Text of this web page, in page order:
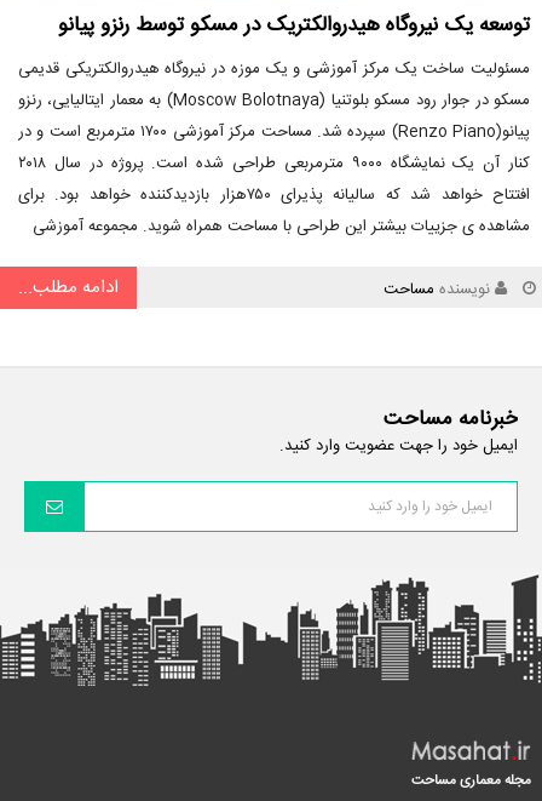
توسعه یک نیروگاه هیدروالکتریک در مسکو توسط رنزو پیانو
مسئولیت ساخت یک مرکز آموزشی و یک موزه در نیروگاه هیدروالکتریکی قدیمی
مسکو در جوار رود مسکو بلوتنیا (Moscow Bolotnaya) به معمار ایتالیایی، رنزو
پیانو(Renzo Piano) سپرده شد. مساحت مرکز آموزشی ۱۷۰۰ مترمربع است و در
کنار آن یک نمایشگاه ۹۰۰۰ مترمربعی طراحی شده است. پروژه در سال ۲۰۱۸
افتتاح خواهد شد که سالیانه پذیرای ۷۵۰هزار بازدیدکننده خواهد بود. برای
مشاهده ی جزییات بیشتر این طراحی با مساحت همراه شوید. مجموعه آموزشی
نویسنده مساحت ادامه مطلب...
خبرنامه مساحت
ایمیل خود را جهت عضویت وارد کنید.
مجله معماری مساحت